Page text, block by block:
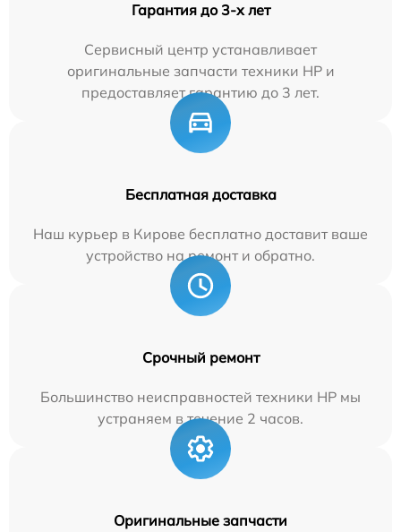
Гарантия до 3-х лет
Сервисный центр устанавливает
оригинальные запчасти техники HP и
предоставляет гарантию до 3 лет.
Бесплатная доставка
Наш курьер в Кирове бесплатно доставит ваше
устройство на ремонт и обратно.
Срочный ремонт
Большинство неисправностей техники HP мы
устраняем в течение 2 часов.
Оригинальные запчасти